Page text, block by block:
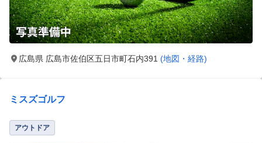
広島県 広島市佐伯区五日市町石内391 (地図・経路)
ミスズゴルフ
アウトドア